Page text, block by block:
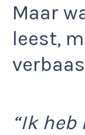
Maar
leest,
“Ik